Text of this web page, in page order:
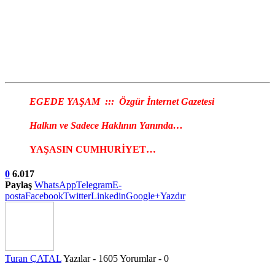
EGEDE YAŞAM ::: Özgür İnternet Gazetesi
Halkın ve Sadece Haklının Yanında…
YAŞASIN CUMHURİYET…
0 6.017
Paylaş WhatsAppTelegramE-
postaFacebookTwitterLinkedinGoogle+Yazdır
Turan ÇATALYazılar - 1605Yorumlar - 0